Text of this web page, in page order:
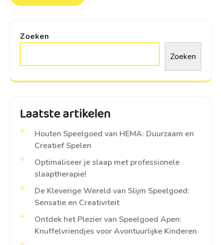
Zoeken
Zoeken
Laatste artikelen
Houten Speelgoed van HEMA: Duurzaam en
Creatief Spelen
Optimaliseer je slaap met professionele
slaaptherapie!
De Kleverige Wereld van Slijm Speelgoed:
Sensatie en Creativiteit
Ontdek het Plezier van Speelgoed Apen:
Knuffelvriendjes voor Avontuurlijke Kinderen